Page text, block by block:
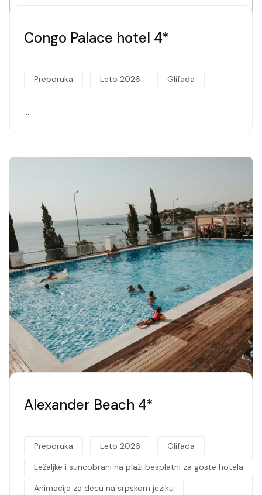
Congo Palace hotel 4*
Preporuka Leto 2026 Glifada
…
Alexander Beach 4*
Preporuka Leto 2026
Glifada
Ležaljke i suncobrani na plaži besplatni za goste hotela
Animacija za decu na srpskom jeziku